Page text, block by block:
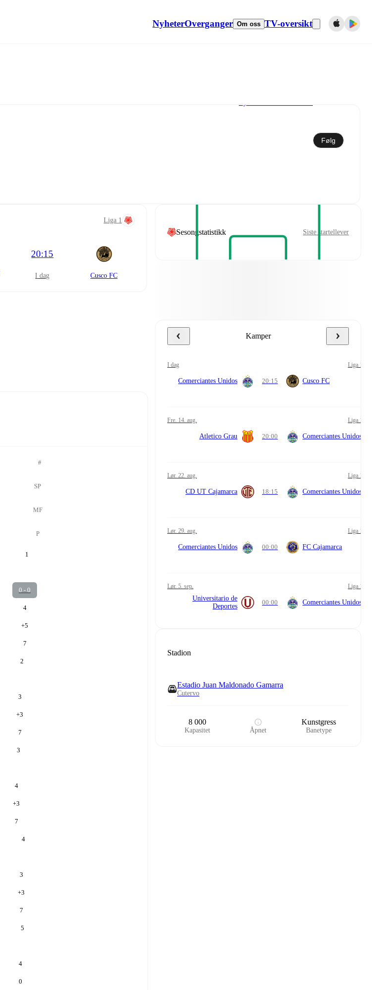
NyheterOverganger Om oss TV-oversikt
Følg
Liga 1
20:15
i dag Cusco FC
#
SP
MF
P
1
0 - 0
4
+5
7
2
3
+3
7
3
4
+3
7
4
3
+3
7
5
4
0
Sesongstatistikk Siste startellever
Kamper
i dag Liga 1
Comerciantes Unidos 20:15 Cusco FC
fre. 14. aug. Liga 1
Atletico Grau 20:00 Comerciantes Unidos
lør. 22. aug. Liga 1
CD UT Cajamarca 18:15 Comerciantes Unidos
lør. 29. aug. Liga 1
Comerciantes Unidos 00:00 FC Cajamarca
lør. 5. sep. Liga 1
Universitario de
Deportes
00:00 Comerciantes Unidos
Stadion
Estadio Juan Maldonado Gamarra
Cutervo
8 000
Kapasitet Åpnet
Kunstgress
Banetype